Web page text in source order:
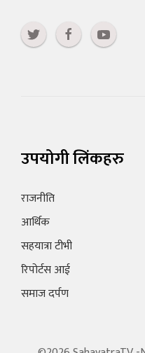
उपयोगी लिंकहरु
राजनीति
आर्थिक
सहयात्रा टीभी
रिपोर्टस आई
समाज दर्पण